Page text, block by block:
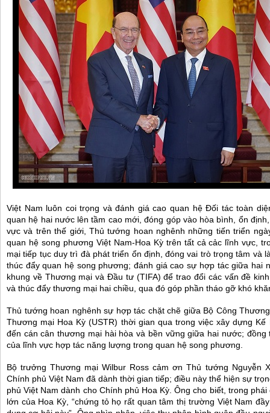
Việt Nam luôn coi trọng và đánh giá cao quan hệ Đối tác toàn
quan hệ hai nước lên tầm cao mới, đóng góp vào hòa bình, ổn
vực và trên thế giới, Thủ tướng hoan nghênh những tiến triển
quan hệ song phương Việt Nam-Hoa Kỳ trên tất cả cảc lĩnh vực,
mại tiếp tục duy trì đà phát triển ổn định, đóng vai trò trọng tâm và
thúc đẩy quan hệ song phương; đánh giá cao sự hợp tác giữa hai
khung về Thương mại và Đầu tư (TIFA) để trao đổi các vấn đề
và thúc đẩy thương mại hai chiều, qua đó góp phần tháo gỡ khó
Thủ tướng hoan nghênh sự hợp tác chặt chẽ giữa Bộ Công
Thương mại Hoa Kỳ (USTR) thời gian qua trong việc xây dựng
đến cán cân thương mại hài hòa và bền vững giữa hai nước;
của lĩnh vực hợp tác năng lượng trong quan hệ song phương.
Bộ trưởng Thương mại Wilbur Ross cảm ơn Thủ tướng Nguyễn
Chính phủ Việt Nam đã dành thời gian tiếp; điều này thể hiện sự
phủ Việt Nam dành cho Chính phủ Hoa Kỳ. Ông cho biết, trong
lớn của Hoa Kỳ, “chứng tỏ họ rất quan tâm thị trường Việt Nam